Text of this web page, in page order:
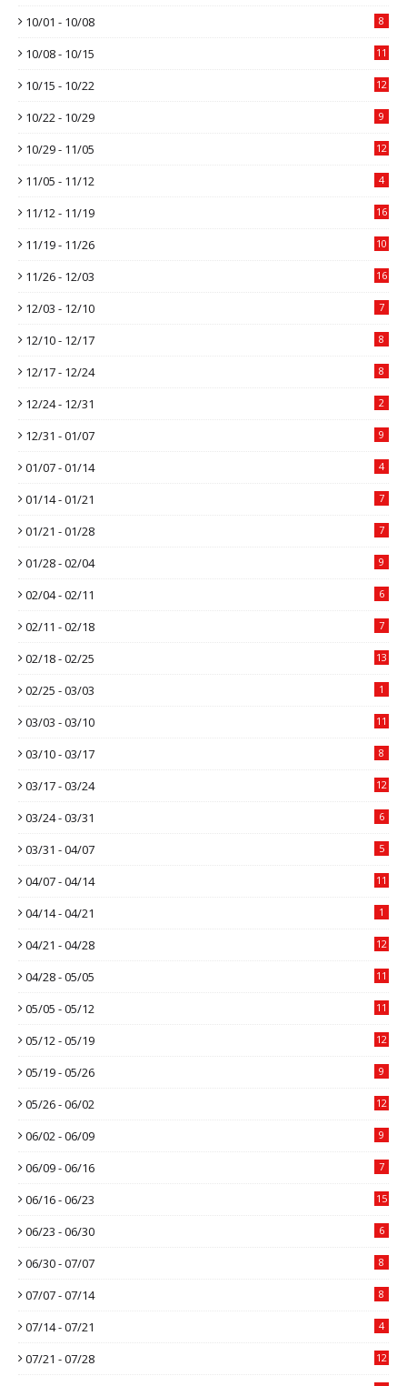
10/01 - 10/08 8
10/08 - 10/15 11
10/15 - 10/22 12
10/22 - 10/29 9
10/29 - 11/05 12
11/05 - 11/12 4
11/12 - 11/19 16
11/19 - 11/26 10
11/26 - 12/03 16
12/03 - 12/10 7
12/10 - 12/17 8
12/17 - 12/24 8
12/24 - 12/31 2
12/31 - 01/07 9
01/07 - 01/14 4
01/14 - 01/21 7
01/21 - 01/28 7
01/28 - 02/04 9
02/04 - 02/11 6
02/11 - 02/18 7
02/18 - 02/25 13
02/25 - 03/03 1
03/03 - 03/10 11
03/10 - 03/17 8
03/17 - 03/24 12
03/24 - 03/31 6
03/31 - 04/07 5
04/07 - 04/14 11
04/14 - 04/21 1
04/21 - 04/28 12
04/28 - 05/05 11
05/05 - 05/12 11
05/12 - 05/19 12
05/19 - 05/26 9
05/26 - 06/02 12
06/02 - 06/09 9
06/09 - 06/16 7
06/16 - 06/23 15
06/23 - 06/30 6
06/30 - 07/07 8
07/07 - 07/14 8
07/14 - 07/21 4
07/21 - 07/28 12